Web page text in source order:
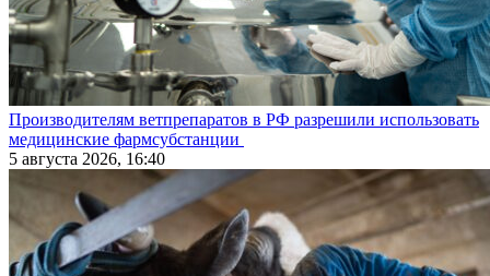
Производителям ветпрепаратов в РФ разрешили использовать
медицинские фармсубстанции
5 августа 2026, 16:40